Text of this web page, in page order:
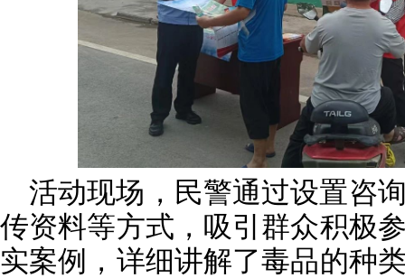
活动现场，民警通过设置咨
传资料等方式，吸引群众积极
实案例，详细讲解了毒品的种